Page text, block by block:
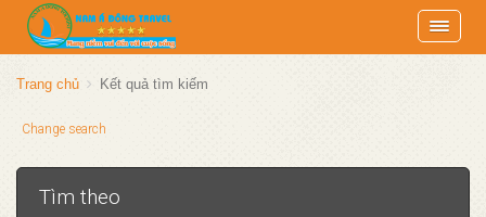
Trang chủ Kết quả tìm kiếm
Change search
Tìm theo